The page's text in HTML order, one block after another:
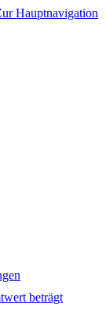
Hauptnavigation
beträgt